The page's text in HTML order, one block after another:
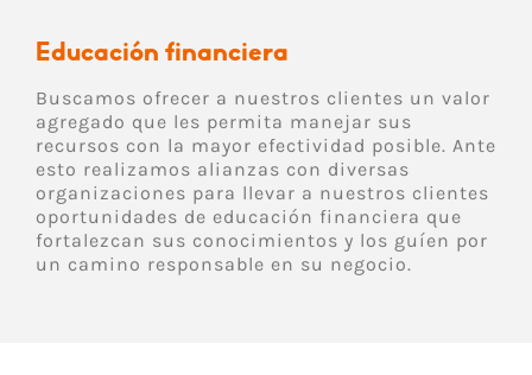
Educación financiera
Buscamos ofrecer a nuestros clientes un valor
agregado que les permita manejar sus
recursos con la mayor efectividad posible. Ante
esto realizamos alianzas con diversas
organizaciones para llevar a nuestros clientes
oportunidades de educación financiera que
fortalezcan sus conocimientos y los guíen por
un camino responsable en su negocio.